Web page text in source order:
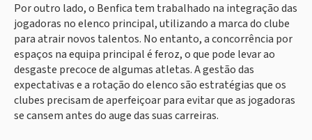
Por outro lado, o Benfica tem trabalhado na integração das
jogadoras no elenco principal, utilizando a marca do clube
para atrair novos talentos. No entanto, a concorrência por
espaços na equipa principal é feroz, o que pode levar ao
desgaste precoce de algumas atletas. A gestão das
expectativas e a rotação do elenco são estratégias que os
clubes precisam de aperfeiçoar para evitar que as jogadoras
se cansem antes do auge das suas carreiras.